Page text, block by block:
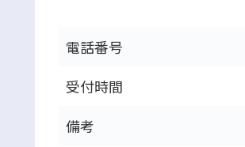
電話番号
受付時間
備考